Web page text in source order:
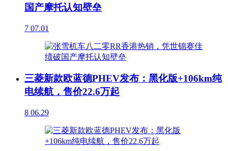
国产摩托认知壁垒
7 07.01
三菱新款欧蓝德PHEV发布：黑化版+106km纯
电续航，售价22.6万起
8 06.29